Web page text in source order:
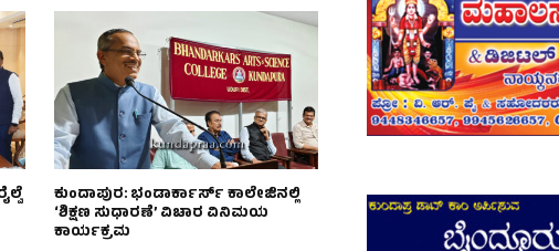
ಕುಂದಾಪುರ: ಭಂಡಾರ್ಕಾರ್ಸ್ ಕಾಲೇಜಿನಲ್ಲಿ
‘ಶಿಕ್ಷಣ ಸುಧಾರಣೆ’ ವಿಚಾರ ವಿನಿಮಯ
ಕಾರ್ಯಕ್ರಮ